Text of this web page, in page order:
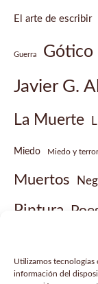
Utilizamos tecnologías
información del
El arte de escribir
Guerra Gótico
Javier G.
La Muerte
Miedo Miedo y terror
Muertos
Pintura
Vídeo